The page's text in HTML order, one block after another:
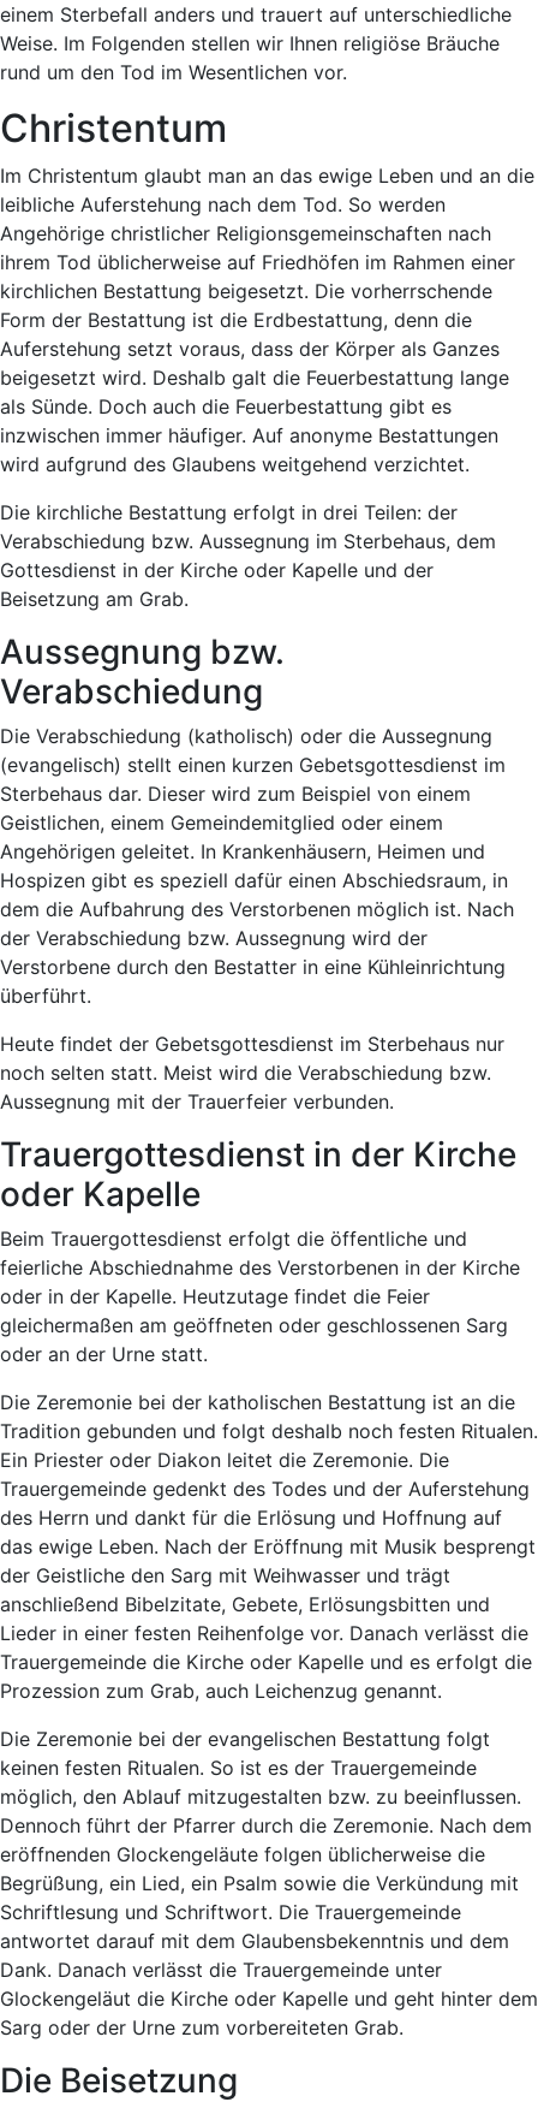
einem Sterbefall anders und trauert auf unterschiedliche
Weise. Im Folgenden stellen wir Ihnen religiöse Bräuche
rund um den Tod im Wesentlichen vor.
Christentum
Im Christentum glaubt man an das ewige Leben und an die
leibliche Auferstehung nach dem Tod. So werden
Angehörige christlicher Religionsgemeinschaften nach
ihrem Tod üblicherweise auf Friedhöfen im Rahmen einer
kirchlichen Bestattung beigesetzt. Die vorherrschende
Form der Bestattung ist die Erdbestattung, denn die
Auferstehung setzt voraus, dass der Körper als Ganzes
beigesetzt wird. Deshalb galt die Feuerbestattung lange
als Sünde. Doch auch die Feuerbestattung gibt es
inzwischen immer häufiger. Auf anonyme Bestattungen
wird aufgrund des Glaubens weitgehend verzichtet.
Die kirchliche Bestattung erfolgt in drei Teilen: der
Verabschiedung bzw. Aussegnung im Sterbehaus, dem
Gottesdienst in der Kirche oder Kapelle und der
Beisetzung am Grab.
Aussegnung bzw.
Verabschiedung
Die Verabschiedung (katholisch) oder die Aussegnung
(evangelisch) stellt einen kurzen Gebetsgottesdienst im
Sterbehaus dar. Dieser wird zum Beispiel von einem
Geistlichen, einem Gemeindemitglied oder einem
Angehörigen geleitet. In Krankenhäusern, Heimen und
Hospizen gibt es speziell dafür einen Abschiedsraum, in
dem die Aufbahrung des Verstorbenen möglich ist. Nach
der Verabschiedung bzw. Aussegnung wird der
Verstorbene durch den Bestatter in eine Kühleinrichtung
überführt.
Heute findet der Gebetsgottesdienst im Sterbehaus nur
noch selten statt. Meist wird die Verabschiedung bzw.
Aussegnung mit der Trauerfeier verbunden.
Trauergottesdienst in der Kirche
oder Kapelle
Beim Trauergottesdienst erfolgt die öffentliche und
feierliche Abschiednahme des Verstorbenen in der Kirche
oder in der Kapelle. Heutzutage findet die Feier
gleichermaßen am geöffneten oder geschlossenen Sarg
oder an der Urne statt.
Die Zeremonie bei der katholischen Bestattung ist an die
Tradition gebunden und folgt deshalb noch festen Ritualen.
Ein Priester oder Diakon leitet die Zeremonie. Die
Trauergemeinde gedenkt des Todes und der Auferstehung
des Herrn und dankt für die Erlösung und Hoffnung auf
das ewige Leben. Nach der Eröffnung mit Musik besprengt
der Geistliche den Sarg mit Weihwasser und trägt
anschließend Bibelzitate, Gebete, Erlösungsbitten und
Lieder in einer festen Reihenfolge vor. Danach verlässt die
Trauergemeinde die Kirche oder Kapelle und es erfolgt die
Prozession zum Grab, auch Leichenzug genannt.
Die Zeremonie bei der evangelischen Bestattung folgt
keinen festen Ritualen. So ist es der Trauergemeinde
möglich, den Ablauf mitzugestalten bzw. zu beeinflussen.
Dennoch führt der Pfarrer durch die Zeremonie. Nach dem
eröffnenden Glockengeläute folgen üblicherweise die
Begrüßung, ein Lied, ein Psalm sowie die Verkündung mit
Schriftlesung und Schriftwort. Die Trauergemeinde
antwortet darauf mit dem Glaubensbekenntnis und dem
Dank. Danach verlässt die Trauergemeinde unter
Glockengeläut die Kirche oder Kapelle und geht hinter dem
Sarg oder der Urne zum vorbereiteten Grab.
Die Beisetzung